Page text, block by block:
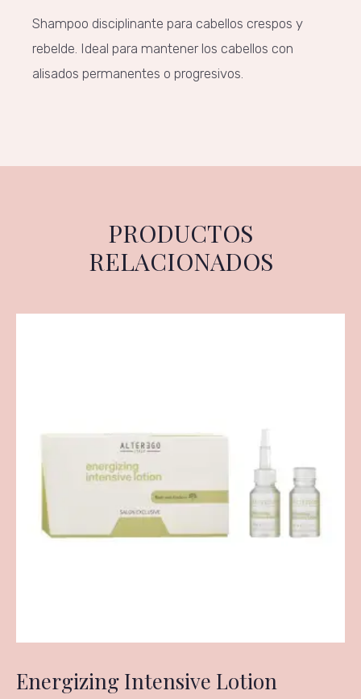
Shampoo disciplinante para cabellos crespos y
rebelde. Ideal para mantener los cabellos con
alisados permanentes o progresivos.
PRODUCTOS
RELACIONADOS
Energizing Intensive Lotion